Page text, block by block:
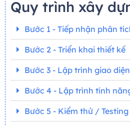
Quy trình xây
Bước 1 - Tiếp nhận phân
Bước 2 - Triển khai thiết kế
Bước 3 - Lập trình giao diện
Bước 4 - Lập trình tính
Bước 5 - Kiểm thử / Testing